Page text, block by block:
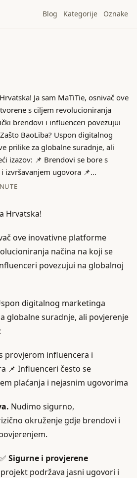
Blog Kategorije Oznake
Ja sam MaTiTie, osnivač ove
s ciljem revolucioniranja
brendovi i influenceri povezujui
BaoLiba? Uspon digitalnog
prilike za globalne suradnje, ali
izazov: 📌 Brendovi se bore s
izvršavanjem ugovora 📌...
Hrvatska!
ove inovativne platforme
načina na koji se
povezujui na globalnoj
digitalnog marketinga
globalne suradnje, ali povjerenje
provjerom influencera i
📌 Influenceri često se
plaćanja i nejasnim ugovorima
Nudimo sigurno,
okruženje gdje brendovi i
✅ Sigurne i provjerene
projekt podržava jasni ugovori i